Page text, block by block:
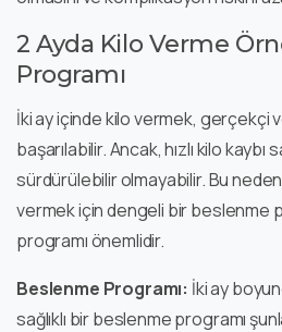
2 Ayda Kilo Verme
Programı
İki ay içinde kilo vermek, gerçekçi
başarılabilir. Ancak, hızlı kilo
sürdürülebilir olmayabilir. Bu
vermek için dengeli bir beslenme
programı önemlidir.
Beslenme Programı: İki ay
sağlıklı bir beslenme programı